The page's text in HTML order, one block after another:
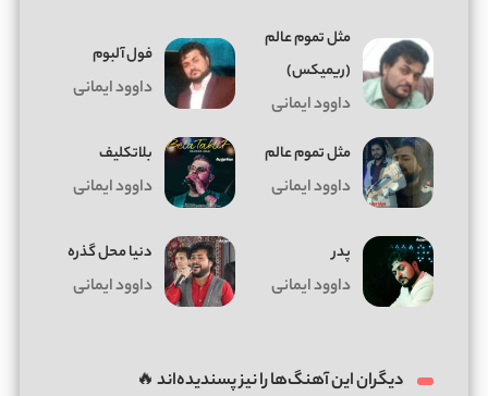
مثل تموم عالم
(ریمیکس)
داوود ایمانی
فول آلبوم
داوود ایمانی
مثل تموم عالم
داوود ایمانی
بلاتکلیف
داوود ایمانی
پدر
داوود ایمانی
دنیا محل گذره
داوود ایمانی
دیگران این آهنگ‌ها را نیز پسندیده‌اند 🔥